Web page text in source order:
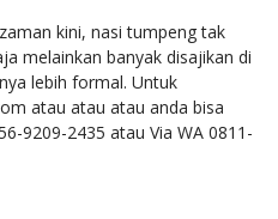
kini, nasi tumpeng tak
melainkan banyak disajikan di
lebih formal. Untuk
atau atau atau anda bisa
9209-2435 atau Via WA 0811-